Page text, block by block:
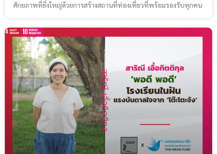
ศักยภาพที่ยิ่งใหญ่ด้วยการสร้างสถานที่ท่องเที่ยวที่พร้อมรองรับทุกคน